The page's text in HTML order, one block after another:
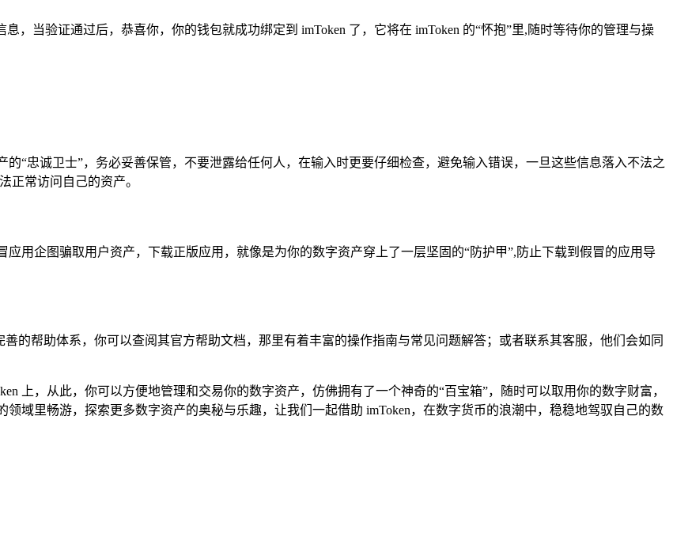
，当验证通过后，恭喜你，你的钱包就成功绑定到 imToken 了，它将在 imToken 的“怀抱”里,随时等待你的管理与操
“忠诚卫士”，务必妥善保管，不要泄露给任何人，在输入时更要仔细检查，避免输入错误，一旦这些信息落入不法之
正常访问自己的资产。
用企图骗取用户资产，下载正版应用，就像是为你的数字资产穿上了一层坚固的“防护甲”,防止下载到假冒的应用导
的帮助体系，你可以查阅其官方帮助文档，那里有着丰富的操作指南与常见问题解答；或者联系其客服，他们会如同
上，从此，你可以方便地管理和交易你的数字资产，仿佛拥有了一个神奇的“百宝箱”，随时可以取用你的数字财富，
域里畅游，探索更多数字资产的奥秘与乐趣，让我们一起借助 imToken，在数字货币的浪潮中，稳稳地驾驭自己的数